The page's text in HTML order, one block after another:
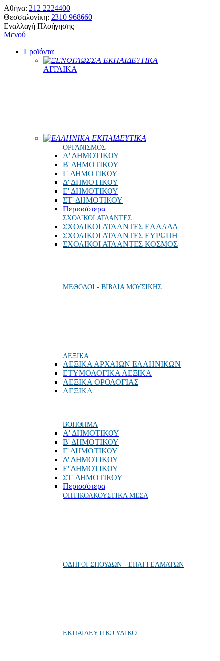
Αθήνα: 212 2224400
Θεσσαλονίκη: 2310 968660
Εναλλαγή Πλοήγησης
Μενού
Προϊόντα
ΞΕΝΟΓΛΩΣΣΑ ΕΚΠΑΙΔΕΥΤΙΚΑ
ΑΓΓΛΙΚΑ
ΕΛΛΗΝΙΚΑ ΕΚΠΑΙΔΕΥΤΙΚΑ
ΟΡΓΑΝΙΣΜΟΣ
Α' ΔΗΜΟΤΙΚΟΥ
Β' ΔΗΜΟΤΙΚΟΥ
Γ' ΔΗΜΟΤΙΚΟΥ
Δ' ΔΗΜΟΤΙΚΟΥ
Ε' ΔΗΜΟΤΙΚΟΥ
ΣΤ' ΔΗΜΟΤΙΚΟΥ
Περισσότερα
ΣΧΟΛΙΚΟΙ ΑΤΛΑΝΤΕΣ
ΣΧΟΛΙΚΟΙ ΑΤΛΑΝΤΕΣ ΕΛΛΑΔΑ
ΣΧΟΛΙΚΟΙ ΑΤΛΑΝΤΕΣ ΕΥΡΩΠΗ
ΣΧΟΛΙΚΟΙ ΑΤΛΑΝΤΕΣ ΚΟΣΜΟΣ
ΜΕΘΟΔΟΙ - ΒΙΒΛΙΑ ΜΟΥΣΙΚΗΣ
ΛΕΞΙΚΑ
ΛΕΞΙΚΑ ΑΡΧΑΙΩΝ ΕΛΛΗΝΙΚΩΝ
ΕΤΥΜΟΛΟΓΙΚΑ ΛΕΞΙΚΑ
ΛΕΞΙΚΑ ΟΡΟΛΟΓΙΑΣ
ΛΕΞΙΚΑ
ΒΟΗΘΗΜΑ
Α' ΔΗΜΟΤΙΚΟΥ
Β' ΔΗΜΟΤΙΚΟΥ
Γ' ΔΗΜΟΤΙΚΟΥ
Δ' ΔΗΜΟΤΙΚΟΥ
Ε' ΔΗΜΟΤΙΚΟΥ
ΣΤ' ΔΗΜΟΤΙΚΟΥ
Περισσότερα
ΟΠΤΙΚΟΑΚΟΥΣΤΙΚΑ ΜΕΣΑ
ΟΔΗΓΟΙ ΣΠΟΥΔΩΝ - ΕΠΑΓΓΕΛΜΑΤΩΝ
ΕΚΠΑΙΔΕΥΤΙΚΟ ΥΛΙΚΟ